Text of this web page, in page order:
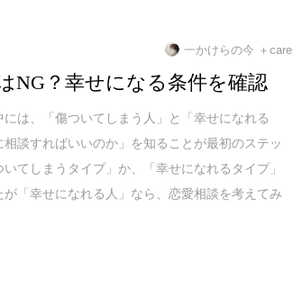
一かけらの今 ＋care
NG？幸せになる条件を確認
には、「傷ついてしまう人」と「幸せになれる
談すればいいのか」を知ることが最初のステッ
てしまうタイプ」か、「幸せになれるタイプ」
「幸せになれる人」なら、恋愛相談を考えてみ